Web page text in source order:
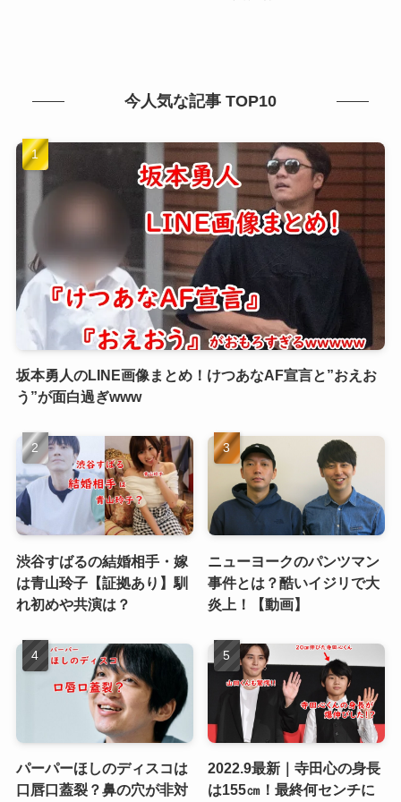
今人気な記事 TOP10
坂本勇人のLINE画像まとめ！けつあなAF宣言と”おえお
う”が面白過ぎwww
渋谷すばるの結婚相手・嫁
は青山玲子【証拠あり】馴
れ初めや共演は？
ニューヨークのパンツマン
事件とは？酷いイジリで大
炎上！【動画】
パーパーほしのディスコは
口唇口蓋裂？鼻の穴が非対
2022.9最新｜寺田心の身長
は155㎝！最終何センチに